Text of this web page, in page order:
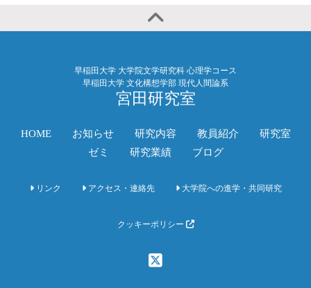
早稲田大学 大学院文学研究科 心理学コース
早稲田大学 文化構想学部 現代人間論系
宮田研究室
HOME お知らせ 研究内容 教員紹介
研究室
ゼミ
研究業績 ブログ
リンク アクセス・連絡先 大学院への進学・共同研究
クッキーポリシー